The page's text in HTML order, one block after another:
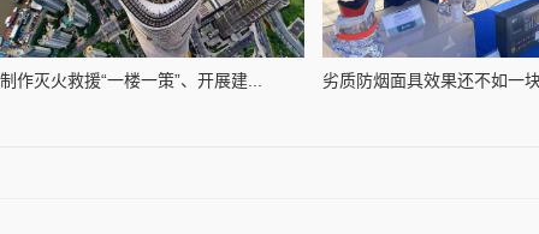
制作灭火救援“一楼一策”、开展建... 劣质防烟面具效果还不如一